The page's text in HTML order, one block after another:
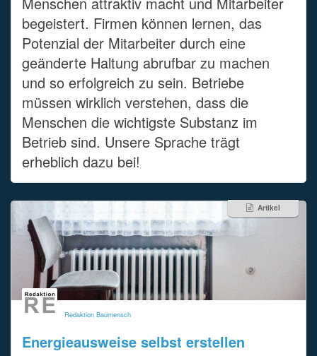
begeistert. Firmen können lernen, das
Potenzial der Mitarbeiter durch eine
geänderte Haltung abrufbar zu machen
und so erfolgreich zu sein. Betriebe
müssen wirklich verstehen, dass die
Menschen die wichtigste Substanz im
Betrieb sind. Unsere Sprache trägt
erheblich dazu bei!
Artikel
Redaktion Baumensch
Energieausweise selbst erstellen